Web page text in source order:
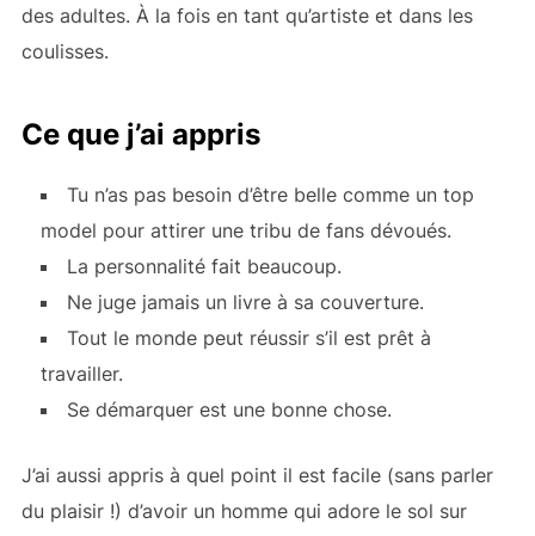
des adultes. À la fois en tant qu’artiste et dans les
coulisses.
Ce que j’ai appris
Tu n’as pas besoin d’être belle comme un top
model pour attirer une tribu de fans dévoués.
La personnalité fait beaucoup.
Ne juge jamais un livre à sa couverture.
Tout le monde peut réussir s’il est prêt à
travailler.
Se démarquer est une bonne chose.
J’ai aussi appris à quel point il est facile (sans parler
du plaisir !) d’avoir un homme qui adore le sol sur